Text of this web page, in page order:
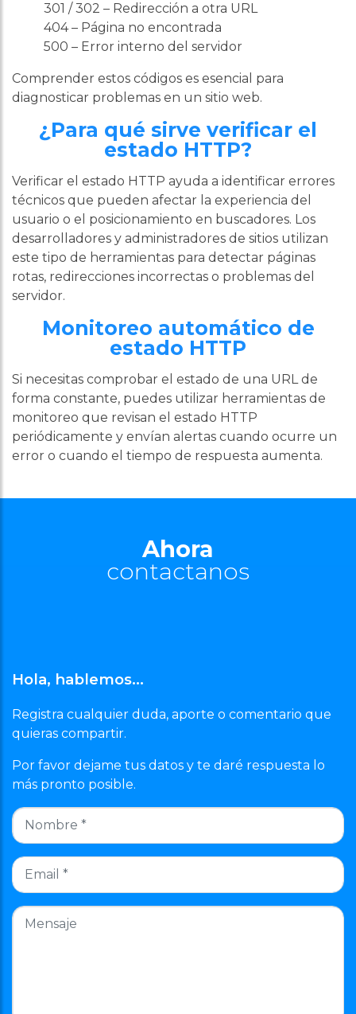
301 / 302 – Redirección a otra URL
404 – Página no encontrada
500 – Error interno del servidor
Comprender estos códigos es esencial para
diagnosticar problemas en un sitio web.
¿Para qué sirve verificar el
estado HTTP?
Verificar el estado HTTP ayuda a identificar errores
técnicos que pueden afectar la experiencia del
usuario o el posicionamiento en buscadores. Los
desarrolladores y administradores de sitios utilizan
este tipo de herramientas para detectar páginas
rotas, redirecciones incorrectas o problemas del
servidor.
Monitoreo automático de
estado HTTP
Si necesitas comprobar el estado de una URL de
forma constante, puedes utilizar herramientas de
monitoreo que revisan el estado HTTP
periódicamente y envían alertas cuando ocurre un
error o cuando el tiempo de respuesta aumenta.
Ahora
contactanos
Hola, hablemos…
Registra cualquier duda, aporte o comentario que
quieras compartir.
Por favor dejame tus datos y te daré respuesta lo
más pronto posible.